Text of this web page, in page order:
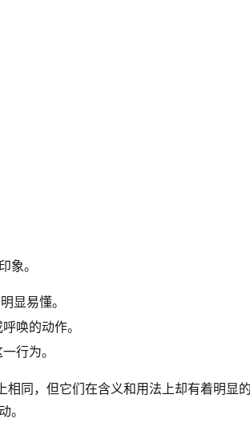
。
显易懂。
唤的动作。
行为。
同，但它们在含义和用法上却有着明显
。